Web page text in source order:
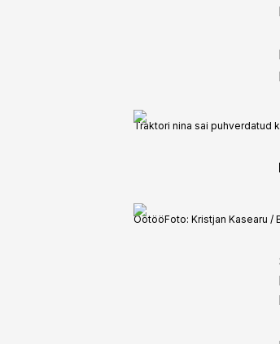
Traktori nina sai puhverdatud
ÖötööFoto: Kristjan Kasearu /